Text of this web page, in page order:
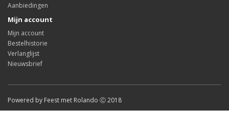
Aanbiedingen
Mijn account
Mijn account
Bestelhistorie
Verlanglijst
Nieuwsbrief
Powered by Feest met Rolando Ⓒ 2018